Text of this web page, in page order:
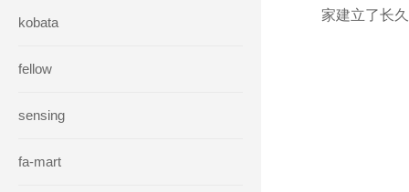
kobata
fellow
sensing
fa-mart
家建立了长